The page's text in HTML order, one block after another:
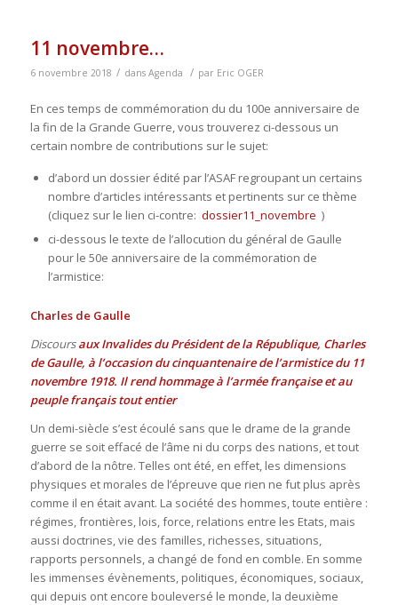
11 novembre…
6 novembre 2018 / dans Agenda / par Eric OGER
En ces temps de commémoration du du 100e anniversaire de
la fin de la Grande Guerre, vous trouverez ci-dessous un
certain nombre de contributions sur le sujet:
d’abord un dossier édité par l’ASAF regroupant un certains
nombre d’articles intéressants et pertinents sur ce thème
(cliquez sur le lien ci-contre: dossier11_novembre )
ci-dessous le texte de l’allocution du général de Gaulle
pour le 50e anniversaire de la commémoration de
l’armistice:
Charles de Gaulle
Discoursaux Invalides du Président de la République, Charles
de Gaulle, à l’occasion du cinquantenaire de l’armistice du 11
novembre 1918. Il rend hommage à l’armée française et au
peuple français tout entier
Un demi-siècle s’est écoulé sans que le drame de la grande
guerre se soit effacé de l’âme ni du corps des nations, et tout
d’abord de la nôtre. Telles ont été, en effet, les dimensions
physiques et morales de l’épreuve que rien ne fut plus après
comme il en était avant. La société des hommes, toute entière :
régimes, frontières, lois, force, relations entre les Etats, mais
aussi doctrines, vie des familles, richesses, situations,
rapports personnels, a changé de fond en comble. En somme
les immenses évènements, politiques, économiques, sociaux,
qui depuis ont encore bouleversé le monde, la deuxième